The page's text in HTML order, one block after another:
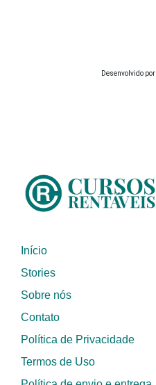
Desenvolvido por
Início
Stories
Sobre nós
Contato
Política de Privacidade
Termos de Uso